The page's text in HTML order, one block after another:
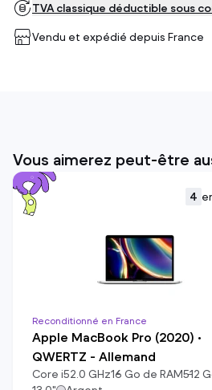
TVA classique déductible sous
Vendu et expédié depuis France
Vous aimerez peut-être
4
Reconditionné en France
Apple MacBook Pro (2020) •
QWERTZ - Allemand
Core i52.0 GHz16 Go de RAM512